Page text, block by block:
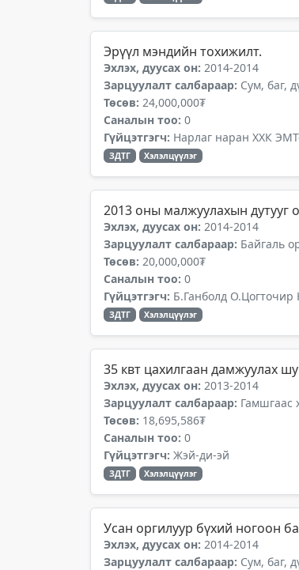
Эрүүл мэндийн тохижилт.
Эхлэх, дуусах он: 2014-2014
Зарцуулалт салбараар: Сум, баг,
Төсөв: 24,000,000₮
Саналын тоо: 0
Гүйцэтгэгч: Нарлаг наран ХХК
ЗДТГ Хэлэлцүүлэг
2013 оны малжуулахын дутууг
Эхлэх, дуусах он: 2014-2014
Зарцуулалт салбараар: Байгаль
Төсөв: 20,000,000₮
Саналын тоо: 0
Гүйцэтгэгч: Б.Ганболд
ЗДТГ Хэлэлцүүлэг
35 квт цахилгаан дамжуулах
Эхлэх, дуусах он: 2013-2014
Зарцуулалт салбараар: Гамшгаас
Төсөв: 18,695,586₮
Саналын тоо: 0
Гүйцэтгэгч: Жэй-ди-эй
ЗДТГ Хэлэлцүүлэг
Усан оргилуур бүхий ногоон
Эхлэх, дуусах он: 2014-2014
Зарцуулалт салбараар: Сум, баг,